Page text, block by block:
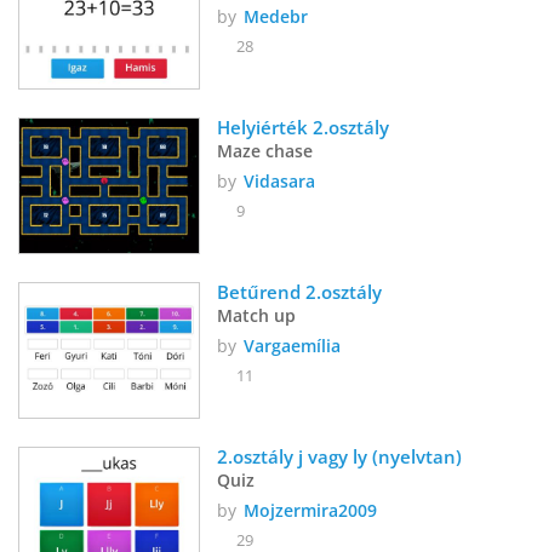
by Medebr
28
Helyiérték 2.osztály
Maze chase
by Vidasara
9
Betűrend 2.osztály
Match up
by Vargaemília
11
2.osztály j vagy ly (nyelvtan)
Quiz
by Mojzermira2009
29